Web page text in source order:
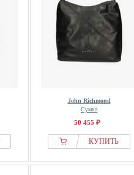
John Richmond
Сумка
50 455 ₽
КУПИТЬ